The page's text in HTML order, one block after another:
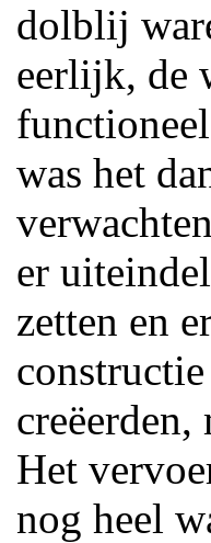
dolblij
eerlijk, de
was het
er
zetten en
Het
nog heel